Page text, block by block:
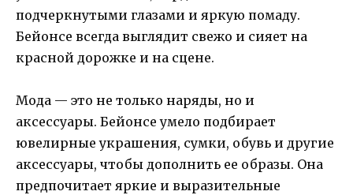
подчеркнутыми глазами и яркую помаду.
Бейонсе всегда выглядит свежо и сияет на
красной дорожке и на сцене.
Мода — это не только наряды, но и
аксессуары. Бейонсе умело подбирает
ювелирные украшения, сумки, обувь и другие
аксессуары, чтобы дополнить ее образы. Она
предпочитает яркие и выразительные